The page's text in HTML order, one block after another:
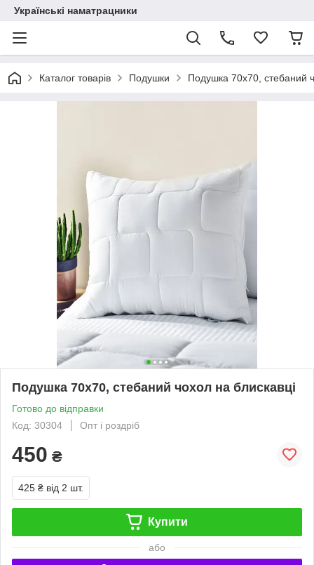
Українські наматрацники
Каталог товарів Подушки Подушка 70х70, стебаний
Подушка 70х70, стебаний чохол на блискавці
Готово до відправки
Код: 30304
Опт і роздріб
450 ₴
425 ₴ від 2 шт.
Купити
або